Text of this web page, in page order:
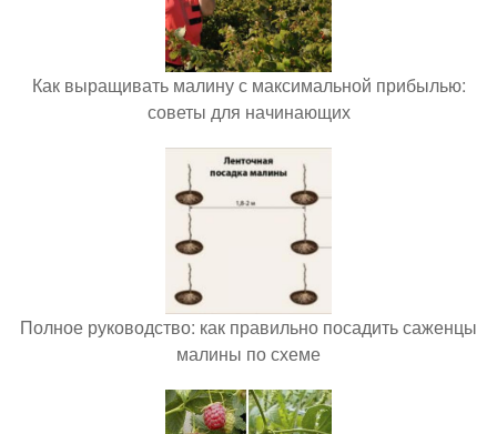
Как выращивать малину с максимальной прибылью:
советы для начинающих
Полное руководство: как правильно посадить саженцы
малины по схеме